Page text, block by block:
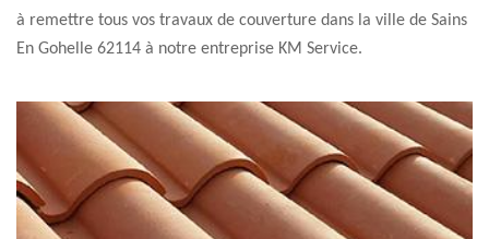
à remettre tous vos travaux de couverture dans la ville de Sains
En Gohelle 62114 à notre entreprise KM Service.